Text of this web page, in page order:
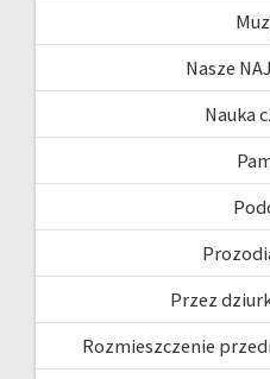
Nasze
Nauka
Przez
Rozmieszczenie